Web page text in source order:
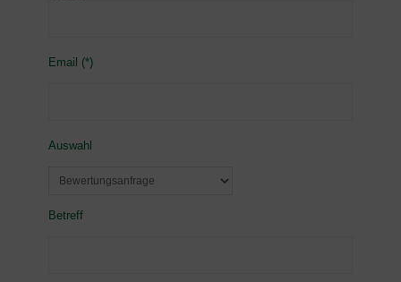
Email (*)
Auswahl
Betreff